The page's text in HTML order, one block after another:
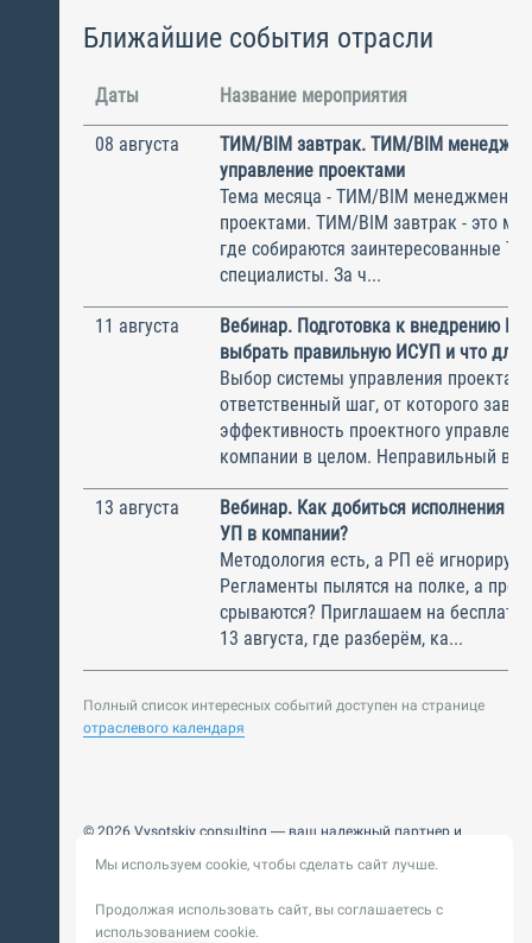
Ближайшие события отрасли
Даты Название мероприятия
08 августа
ТИМ/BIM завтрак. ТИМ/BIM
управление проектами
Тема месяца - ТИМ/BIM менеджмент и
проектами. ТИМ/BIM завтрак - это
где собираются заинтересованные
специалисты. За ч...
11 августа
Вебинар. Подготовка к внедрению
выбрать правильную ИСУП и что для
Выбор системы управления
ответственный шаг, от которого
эффективность проектного
компании в целом. Неправильный
13 августа
Вебинар. Как добиться исполнения
УП в компании?
Методология есть, а РП её
Регламенты пылятся на полке, а
срываются? Приглашаем на
13 августа, где разберём, ка...
Полный список интересных событий доступен на странице
отраслевого календаря
© 2026 Vysotskiy consulting — ваш надежный партнер и
Цифровизация, BIM, ИИ. Внедряем и оптимизируем
Пользовательское
соглашение
Политика обработки персональных
данных
Мы используем cookie, чтобы сделать сайт лучше.
Продолжая использовать сайт, вы соглашаетесь с
использованием cookie.